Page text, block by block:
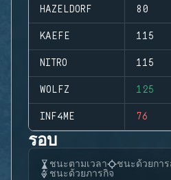
HAZELDORF 80
KAEFE 115
NITRO 115
WOLFZ 125
INF4ME 76
รอบ
ชนะตามเวลา
ชนะด้วยการ
ชนะด้วยภารกิจ